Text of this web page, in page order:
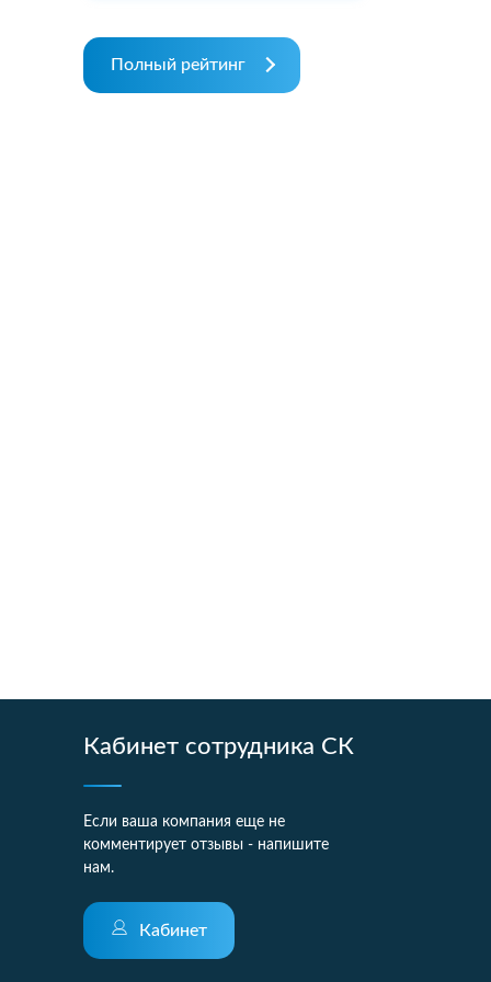
Полный рейтинг
Кабинет сотрудника СК
Если ваша компания еще не
комментирует отзывы - напишите
нам.
Кабинет